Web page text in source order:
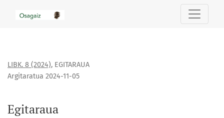
LIBK. 8 (2024), EGITARAUA
Egitaraua
Argitaratua 2024-11-05